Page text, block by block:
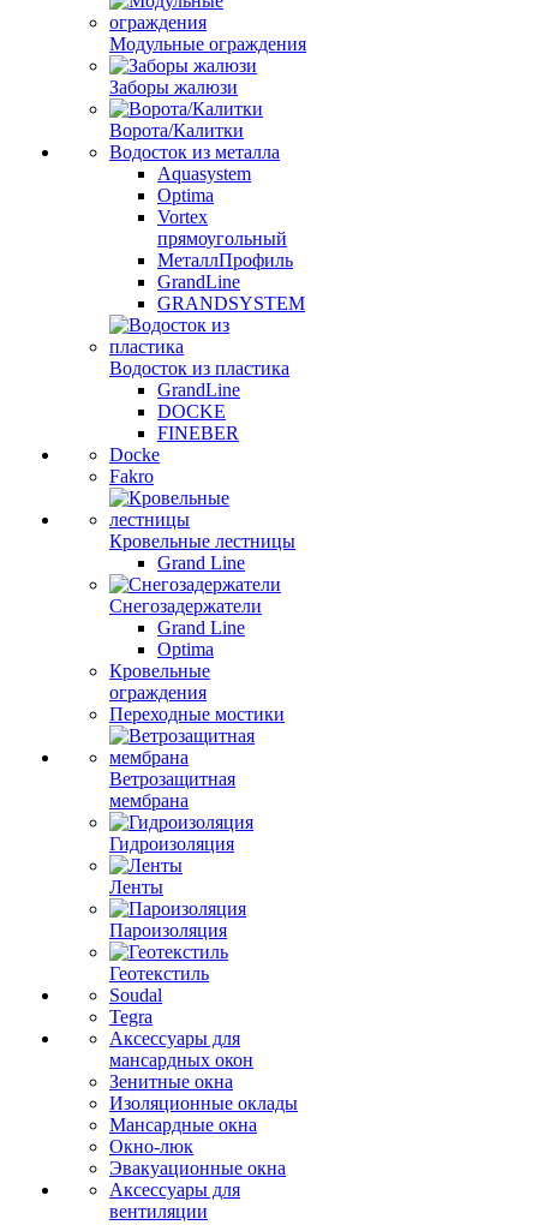
Модульные ограждения
Заборы жалюзи
Ворота/Калитки
Водосток из металла
Aquasystem
Optima
Vortex
прямоугольный
МеталлПрофиль
GrandLine
GRANDSYSTEM
Водосток из пластика
GrandLine
DOCKE
FINEBER
Docke
Fakro
Кровельные лестницы
Grand Line
Снегозадержатели
Grand Line
Optima
Кровельные
ограждения
Переходные мостики
Ветрозащитная
мембрана
Гидроизоляция
Ленты
Пароизоляция
Геотекстиль
Soudal
Tegra
Аксессуары для
мансардных окон
Зенитные окна
Изоляционные оклады
Мансардные окна
Окно-люк
Эвакуационные окна
Аксессуары для
вентиляции